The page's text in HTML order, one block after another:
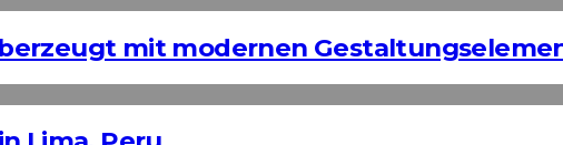
mit modernen